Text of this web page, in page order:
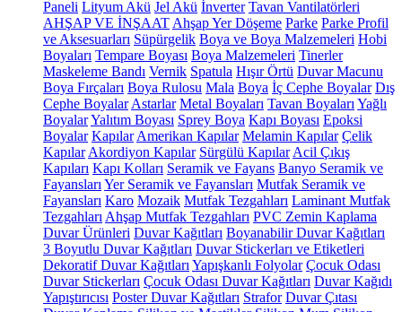
Paneli Lityum Akü Jel Akü İnverter Tavan Vantilatörleri
AHŞAP VE İNŞAAT Ahşap Yer Döşeme Parke Parke Profil
ve Aksesuarları Süpürgelik Boya ve Boya Malzemeleri Hobi
Boyaları Tempare Boyası Boya Malzemeleri Tinerler
Maskeleme Bandı Vernik Spatula Hışır Örtü Duvar Macunu
Boya Fırçaları Boya Rulosu Mala Boya İç Cephe Boyalar Dış
Cephe Boyalar Astarlar Metal Boyaları Tavan Boyaları Yağlı
BoyalarYalıtım Boyası Sprey Boya Kapı Boyası Epoksi
Boyalar Kapılar Amerikan Kapılar Melamin Kapılar Çelik
Kapılar Akordiyon Kapılar Sürgülü Kapılar Acil Çıkış
Kapıları Kapı Kolları Seramik ve Fayans Banyo Seramik ve
Fayansları Yer Seramik ve Fayansları Mutfak Seramik ve
Fayansları Karo Mozaik Mutfak Tezgahları Laminant Mutfak
Tezgahları Ahşap Mutfak Tezgahları PVC Zemin Kaplama
Duvar Ürünleri Duvar Kağıtları Boyanabilir Duvar Kağıtları
3 Boyutlu Duvar Kağıtları Duvar Stickerları ve Etiketleri
Dekoratif Duvar Kağıtları Yapışkanlı Folyolar Çocuk Odası
Duvar Stickerları Çocuk Odası Duvar Kağıtları Duvar Kağıdı
Yapıştırıcısı Poster Duvar Kağıtları Strafor Duvar Çıtası